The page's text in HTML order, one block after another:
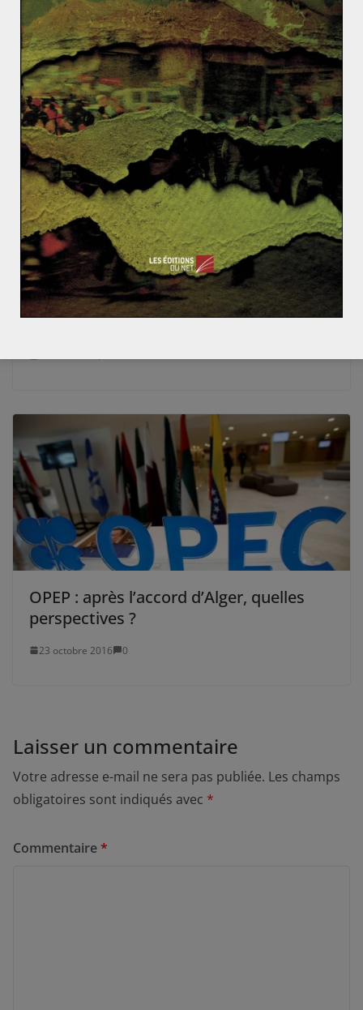
Le traumatisme moral de la Seconde Guerre mondia
le
Les Etats-Unis perdent l’Arabie Saoudite : Obama en
voyé pour rassurer Riyad
L’entonnoir de BP face à la plus grande
marée noire des Etats-Unis et la
question de l’avenir des forages en mer
6 juin 2010 0
Hydrocarbures et terrorisme, un
cocktail explosif (1/2).
OPEP : après l’accord d’Alger, quelles
perspectives ?
23 octobre 2016 0
Laisser un commentaire
Votre adresse e-mail ne sera pas publiée. Les champs
obligatoires sont indiqués avec *
Commentaire*